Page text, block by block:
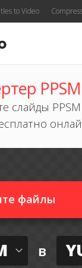
to Video
слайды
файлы
в